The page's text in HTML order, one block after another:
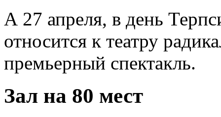
А 27 апреля, в день
относится к театру
премьерный спектакль.
Зал на 80 мест